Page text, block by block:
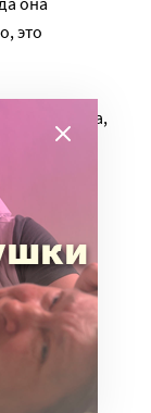
это
собака,
спасения
смогу